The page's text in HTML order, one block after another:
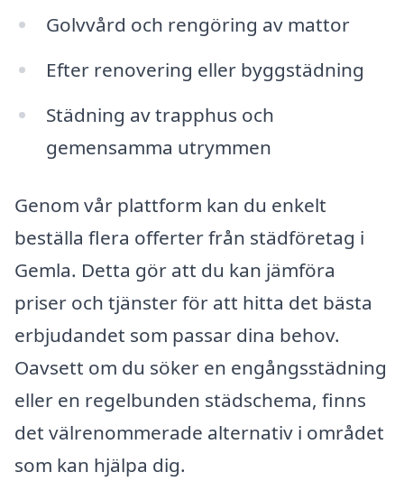
Golvvård och rengöring av mattor
Efter renovering eller byggstädning
Städning av trapphus och
gemensamma utrymmen
Genom vår plattform kan du enkelt
beställa flera offerter från städföretag i
Gemla. Detta gör att du kan jämföra
priser och tjänster för att hitta det bästa
erbjudandet som passar dina behov.
Oavsett om du söker en engångsstädning
eller en regelbunden städschema, finns
det välrenommerade alternativ i området
som kan hjälpa dig.